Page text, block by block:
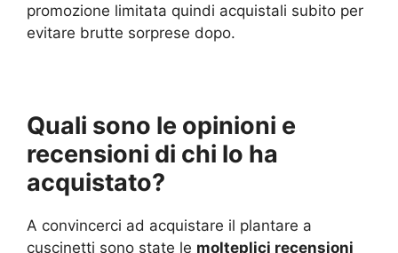
promozione limitata quindi acquistali subito per
evitare brutte sorprese dopo.
Quali sono le opinioni e
recensioni di chi lo ha
acquistato?
A convincerci ad acquistare il plantare a
cuscinetti sono state le molteplici recensioni